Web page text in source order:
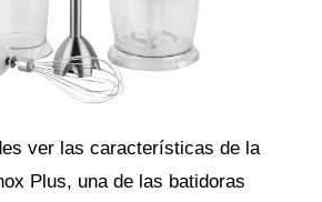
ver las características de la
Plus, una de las batidoras